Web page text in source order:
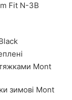
Fit N-3B
Mont
зимові Mont